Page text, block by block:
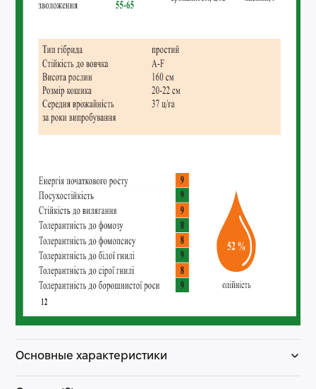
Основные характеристики